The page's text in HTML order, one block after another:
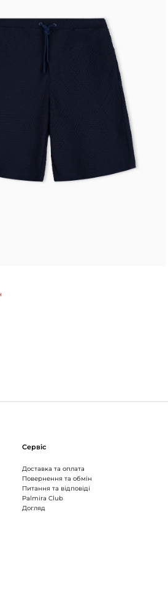
Сервіс
Доставка та оплата
Повернення та обмін
Питання та відповіді
Palmira Club
Догляд